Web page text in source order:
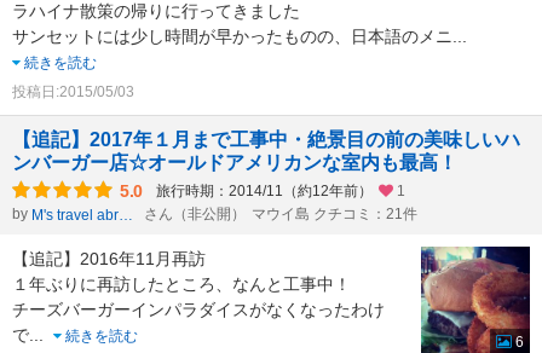
ラハイナ散策の帰りに行ってきました
サンセットには少し時間が早かったものの、日本語のメニ...
続きを読む
投稿日:2015/05/03
【追記】2017年１月まで工事中・絶景目の前の美味しいハ
ンバーガー店☆オールドアメリカンな室内も最高！
5.0 旅行時期：2014/11（約12年前）
1
by
M's travel abroad さん（非公開） マウイ島 クチコミ：21件
【追記】2016年11月再訪
１年ぶりに再訪したところ、なんと工事中！
チーズバーガーインパラダイスがなくなったわけ
で...
続きを読む
6